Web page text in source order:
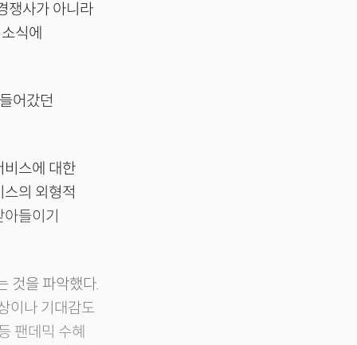
쟁사가 아니라
식에
어갔던
비스에 대한
의 외형적
들이기
것을 파악했다.
이나 기대감도
팬데믹 수혜